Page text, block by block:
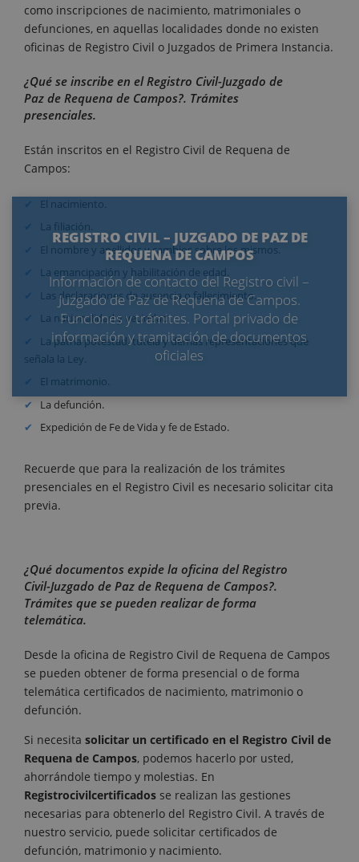
REGISTRO CIVIL – JUZGADO DE PAZ DE
REQUENA DE CAMPOS
Información de contacto del Registro civil –
Juzgado de Paz de Requena de Campos.
Funciones y trámites. Portal privado de
información y tramitación de documentos
oficiales
como inscripciones de nacimiento, matrimoniales o
defunciones, en aquellas localidades donde no existen
oficinas de Registro Civil o Juzgados de Primera Instancia.
¿Qué se inscribe en el Registro Civil-Juzgado de
Paz de Requena de Campos?. Trámites
presenciales.
Están inscritos en el Registro Civil de Requena de
Campos:
El nacimiento.
La filiación.
El nombre y apellidos y cambios sobre los mismos.
La emancipación y habilitación de edad.
Las declaraciones de ausencia o fallecimiento.
La nacionalidad y vecindad.
La patria potestad, tutela y demás representaciones que
señala la Ley.
El matrimonio.
La defunción.
Expedición de Fe de Vida y fe de Estado.
Recuerde que para la realización de los trámites
presenciales en el Registro Civil es necesario solicitar cita
previa.
¿Qué documentos expide la oficina del Registro
Civil-Juzgado de Paz de Requena de Campos?.
Trámites que se pueden realizar de forma
telemática.
Desde la oficina de Registro Civil de Requena de Campos
se pueden obtener de forma presencial o de forma
telemática certificados de nacimiento, matrimonio o
defunción.
Si necesita solicitar un certificado en el Registro Civil de
Requena de Campos, podemos hacerlo por usted,
ahorrándole tiempo y molestias. En
Registrocivilcertificados se realizan las gestiones
necesarias para obtenerlo del Registro Civil. A través de
nuestro servicio, puede solicitar certificados de
defunción, matrimonio y nacimiento.